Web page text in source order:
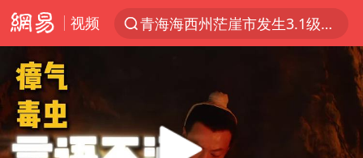
视频
青海海西州茫崖市发生3.1级地震
我国编制完成新版全月地质图
台风白海豚登陆地点更新
看守所辅警收受10万获刑1年